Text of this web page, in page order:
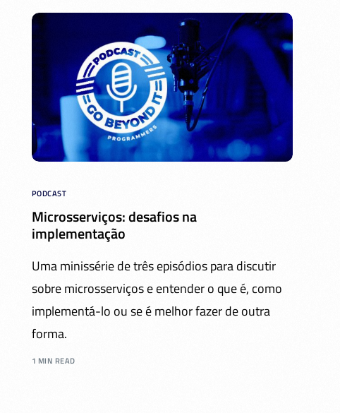
PODCAST
Microsserviços: desafios na
implementação
Uma minissérie de três episódios para discutir
sobre microsserviços e entender o que é, como
implementá-lo ou se é melhor fazer de outra
forma.
1 MIN READ